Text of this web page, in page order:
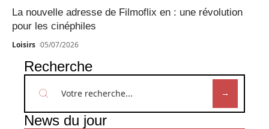
La nouvelle adresse de Filmoflix en : une révolution
pour les cinéphiles
Loisirs 05/07/2026
Recherche
News du jour